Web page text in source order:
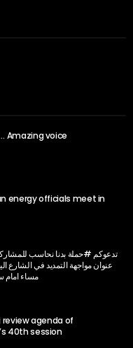
Amazing voice
energy officials meet in
تدعوكم #حملة بدنا نحاسب
مساء امام
review agenda of
40th session